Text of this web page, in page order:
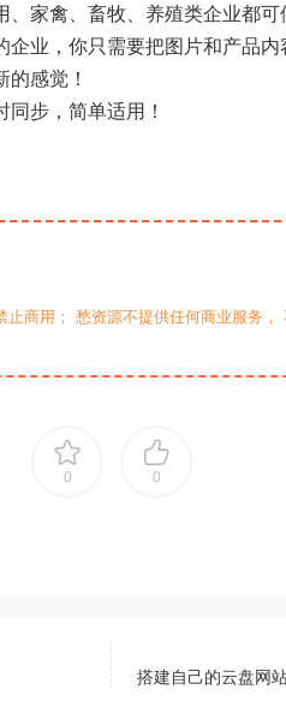
家禽、畜牧、养殖类企业都可
业，你只需要把图片和产品内
感觉！
步，简单适用！
商用； 愁资源不提供任何商业服务
0 0
搭建自己的云盘网